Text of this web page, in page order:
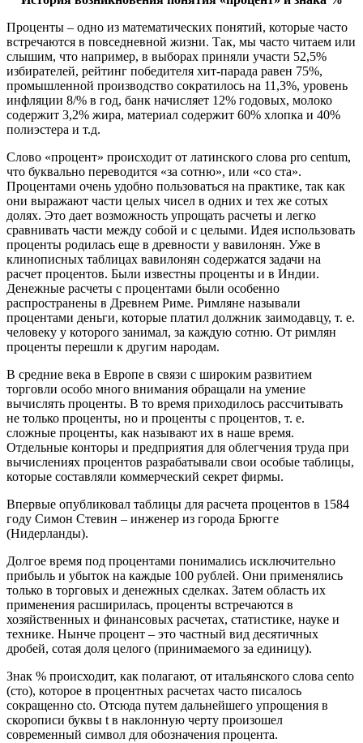
Проценты – одно из математических понятий, которые часто
встречаются в повседневной жизни. Так, мы часто читаем или
слышим, что например, в выборах приняли участи 52,5%
избирателей, рейтинг победителя хит-парада равен 75%,
промышленной производство сократилось на 11,3%, уровень
инфляции 8/% в год, банк начисляет 12% годовых, молоко
содержит 3,2% жира, материал содержит 60% хлопка и 40%
полиэстера и т.д.
Слово «процент» происходит от латинского слова pro centum,
что буквально переводится «за сотню», или «со ста».
Процентами очень удобно пользоваться на практике, так как
они выражают части целых чисел в одних и тех же сотых
долях. Это дает возможность упрощать расчеты и легко
сравнивать части между собой и с целыми. Идея использовать
проценты родилась еще в древности у вавилонян. Уже в
клинописных таблицах вавилонян содержатся задачи на
расчет процентов. Были известны проценты и в Индии.
Денежные расчеты с процентами были особенно
распространены в Древнем Риме. Римляне называли
процентами деньги, которые платил должник заимодавцу, т. е.
человеку у которого занимал, за каждую сотню. От римлян
проценты перешли к другим народам.
В средние века в Европе в связи с широким развитием
торговли особо много внимания обращали на умение
вычислять проценты. В то время приходилось рассчитывать
не только проценты, но и проценты с процентов, т. е.
сложные проценты, как называют их в наше время.
Отдельные конторы и предприятия для облегчения труда при
вычислениях процентов разрабатывали свои особые таблицы,
которые составляли коммерческий секрет фирмы.
Впервые опубликовал таблицы для расчета процентов в 1584
году Симон Стевин – инженер из города Брюгге
(Нидерланды).
Долгое время под процентами понимались исключительно
прибыль и убыток на каждые 100 рублей. Они применялись
только в торговых и денежных сделках. Затем область их
применения расширилась, проценты встречаются в
хозяйственных и финансовых расчетах, статистике, науке и
технике. Нынче процент – это частный вид десятичных
дробей, сотая доля целого (принимаемого за единицу).
Знак % происходит, как полагают, от итальянского слова cento
(сто), которое в процентных расчетах часто писалось
сокращенно cto. Отсюда путем дальнейшего упрощения в
скорописи буквы t в наклонную черту произошел
современный символ для обозначения процента.